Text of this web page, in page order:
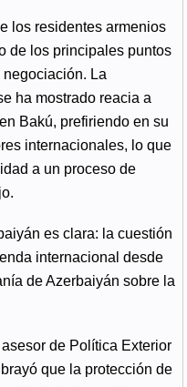
los residentes armenios
de los principales puntos
La
ha mostrado reacia a
Bakú, prefiriendo en su
internacionales, lo que
a un proceso de
es clara: la cuestión
internacional desde
de Azerbaiyán sobre la
de Política Exterior
que la protección de